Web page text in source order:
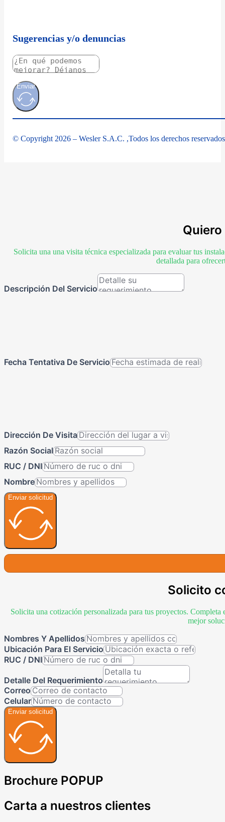
Sugerencias y/o denuncias
Enviar
© Copyright 2026 – Wesler S.A.C. ,Todos los derechos
Solicita una una visita técnica especializada para evaluar tus
detallada para
Descripción Del Servicio
Fecha Tentativa De Servicio
Dirección De Visita
Razón Social
RUC / DNI
Nombre
Enviar solicitud
Solicito
Solicita una cotización personalizada para tus proyectos.
mejor
Nombres Y Apellidos
Ubicación Para El Servicio
RUC / DNI
Detalle Del Requerimiento
Correo
Celular
Enviar solicitud
Brochure POPUP
Carta a nuestros clientes